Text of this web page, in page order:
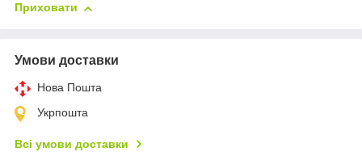
Приховати
Умови доставки
Нова Пошта
Укрпошта
Всі умови доставки